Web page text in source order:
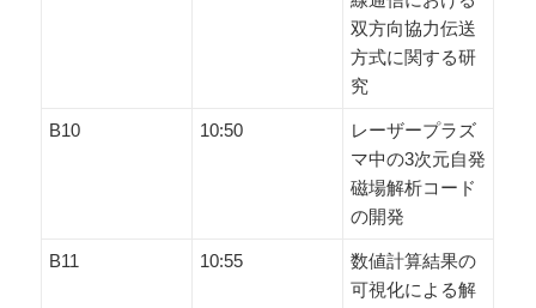
双方向協力伝送
方式に関する研
究
B10 10:50
レーザープラズ
マ中の3次元自発
磁場解析コード
の開発
B11 10:55
数値計算結果の
可視化による解